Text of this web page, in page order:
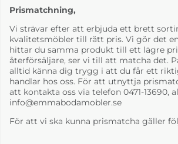
Brokk Vit
4-6 Veckor
Prismatchning,
Vi strävar efter att erbjuda ett brett
kvalitetsmöbler till rätt pris. Vi gör det
hittar du samma produkt till ett lägre
återförsäljare, ser vi till att matcha det.
alltid känna dig trygg i att du får ett
handlar hos oss. För att utnyttja
att kontakta oss via telefon 0471-13690,
info@emmabodamobler.se
För att vi ska kunna prismatcha gäller